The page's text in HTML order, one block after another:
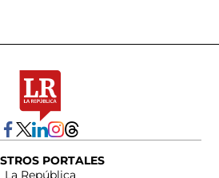
PORTALES
La República